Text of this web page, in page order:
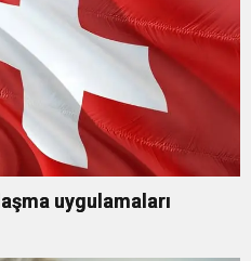
uygulamaları